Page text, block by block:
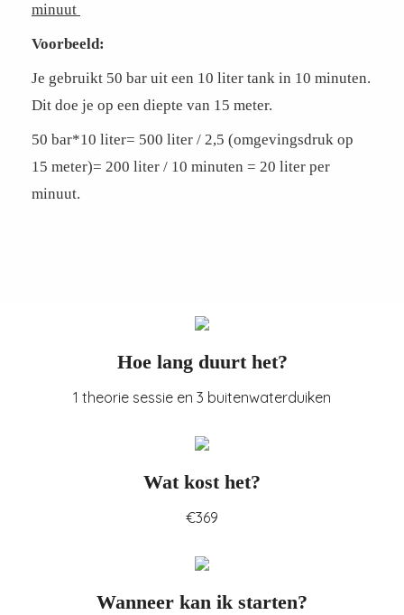
minuut
Voorbeeld:
Je gebruikt 50 bar uit een 10 liter tank in 10 minuten.
Dit doe je op een diepte van 15 meter.
50 bar*10 liter= 500 liter / 2,5 (omgevingsdruk op
15 meter)= 200 liter / 10 minuten = 20 liter per
minuut.
Hoe lang duurt het?
1 theorie sessie en 3 buitenwaterduiken
Wat kost het?
€369
Wanneer kan ik starten?